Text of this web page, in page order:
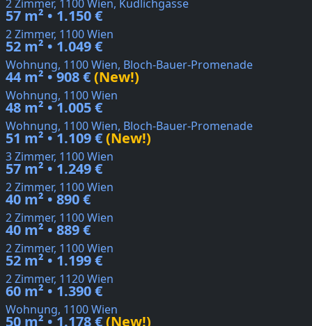
2 Zimmer, 1100 Wien, Kudlichgasse
57 m² • 1.150 €
2 Zimmer, 1100 Wien
52 m² • 1.049 €
Wohnung, 1100 Wien, Bloch-Bauer-Promenade
44 m² • 908 €(New!)
Wohnung, 1100 Wien
48 m² • 1.005 €
Wohnung, 1100 Wien, Bloch-Bauer-Promenade
51 m² • 1.109 €(New!)
3 Zimmer, 1100 Wien
57 m² • 1.249 €
2 Zimmer, 1100 Wien
40 m² • 890 €
2 Zimmer, 1100 Wien
40 m² • 889 €
2 Zimmer, 1100 Wien
52 m² • 1.199 €
2 Zimmer, 1120 Wien
60 m² • 1.390 €
Wohnung, 1100 Wien
50 m² • 1.178 €(New!)